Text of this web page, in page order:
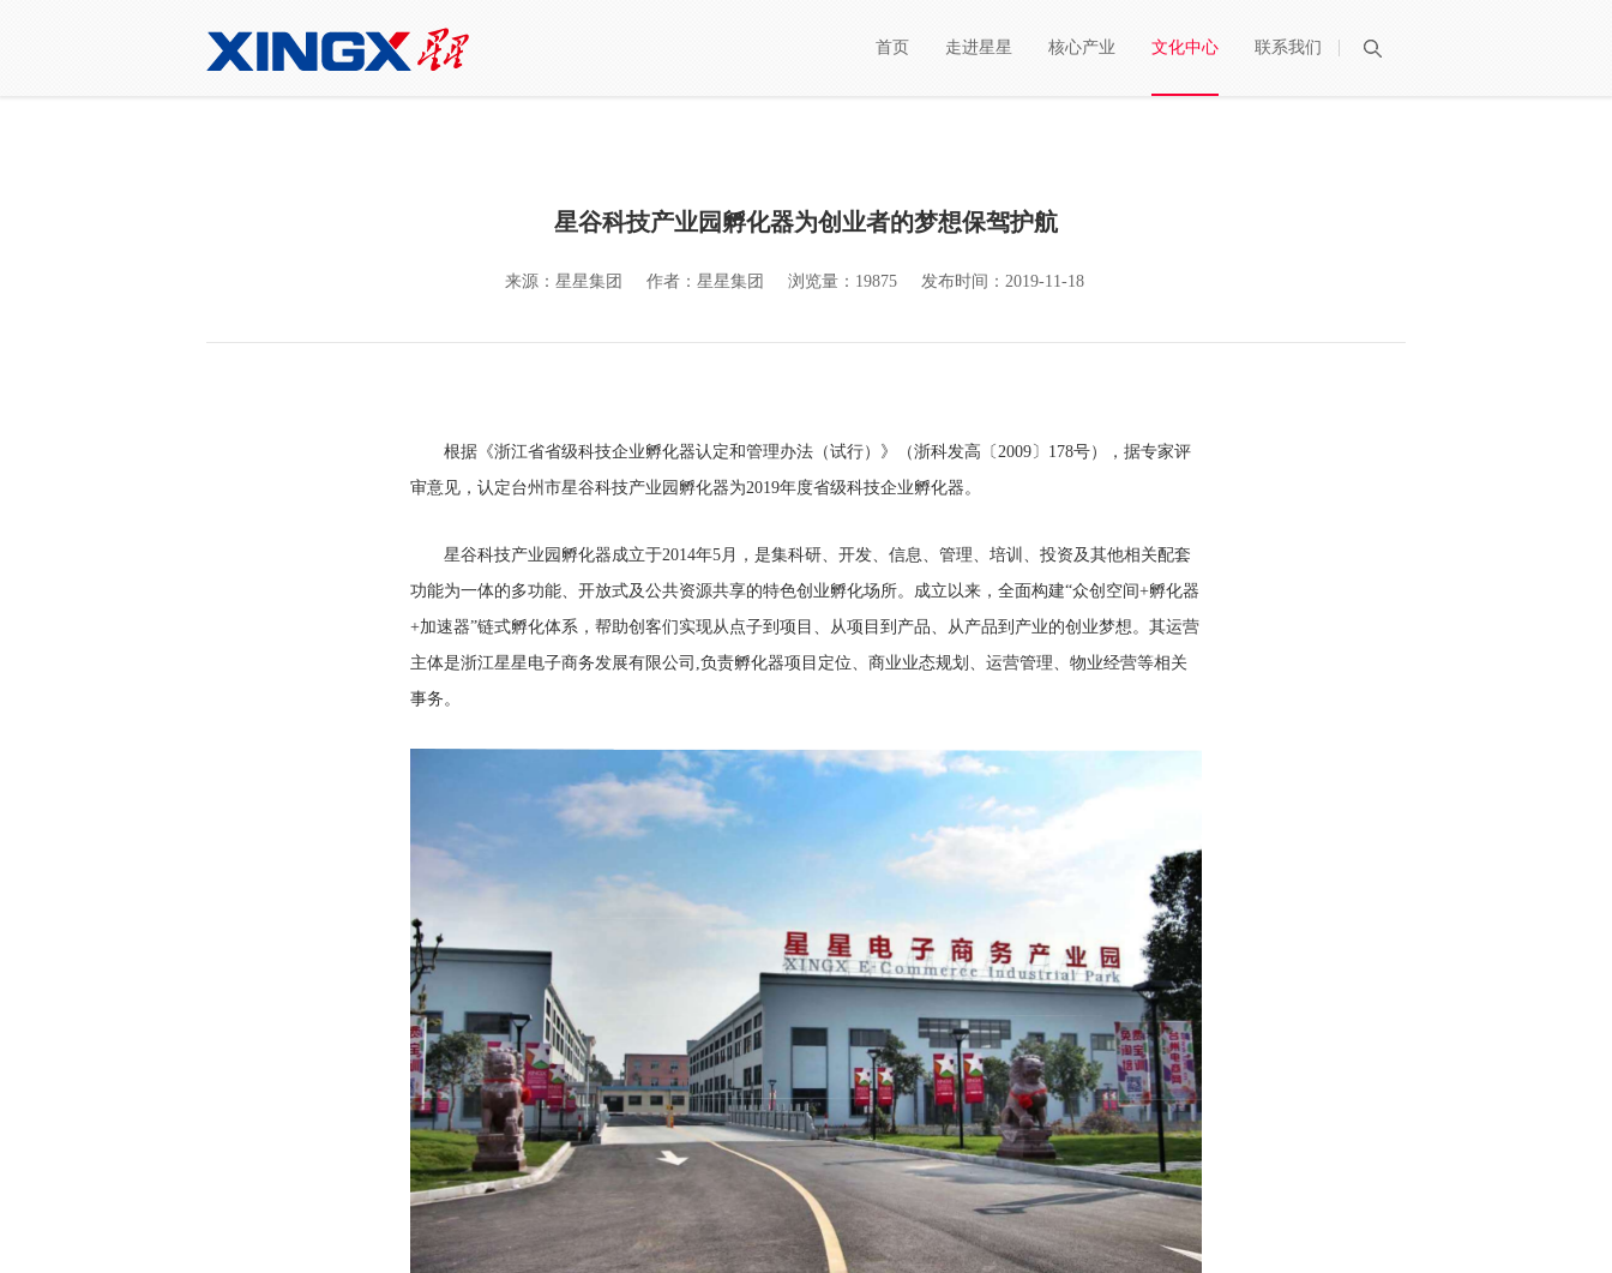
首页 走进星星 核心产业 文化中心 联系我们
星谷科技产业园孵化器为创业者的梦想保驾护航
来源：星星集团 作者：星星集团 浏览量：19875 发布时间：2019-11-18
根据《浙江省省级科技企业孵化器认定和管理办法（试行）》（浙科发高〔2009〕178号），据专家评
审意见，认定台州市星谷科技产业园孵化器为2019年度省级科技企业孵化器。
星谷科技产业园孵化器成立于2014年5月，是集科研、开发、信息、管理、培训、投资及其他相关配套
功能为一体的多功能、开放式及公共资源共享的特色创业孵化场所。成立以来，全面构建“众创空间+孵化器
+加速器”链式孵化体系，帮助创客们实现从点子到项目、从项目到产品、从产品到产业的创业梦想。其运营
主体是浙江星星电子商务发展有限公司,负责孵化器项目定位、商业业态规划、运营管理、物业经营等相关
事务。